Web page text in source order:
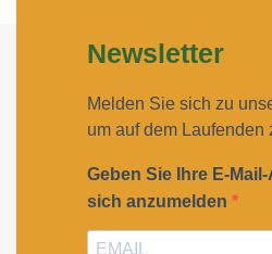
Newsletter
Melden Sie sich zu
um auf dem Laufenden
Geben Sie Ihre E-
sich anzumelden